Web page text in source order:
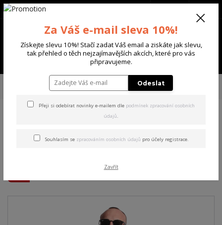
Menu
+420 702 136 620
MIKINY
Yakuza pánská mikina s kapucí Welcome
kapucí Welcome Hoodie
Za Váš e-mail sleva 10%!
Získejte slevu 10%! Stačí zadat Váš email a ziskáte jak slevu,
tak přehled o těch nejzajímavějších akcích, které pro vás
připravujeme.
Odeslat
Přeji si odebírat novinky e-mailem dle podmínek zpracování osobních
údajů.
Souhlasím se zpracováním osobních údajů pro účely registrace.
Zavřít